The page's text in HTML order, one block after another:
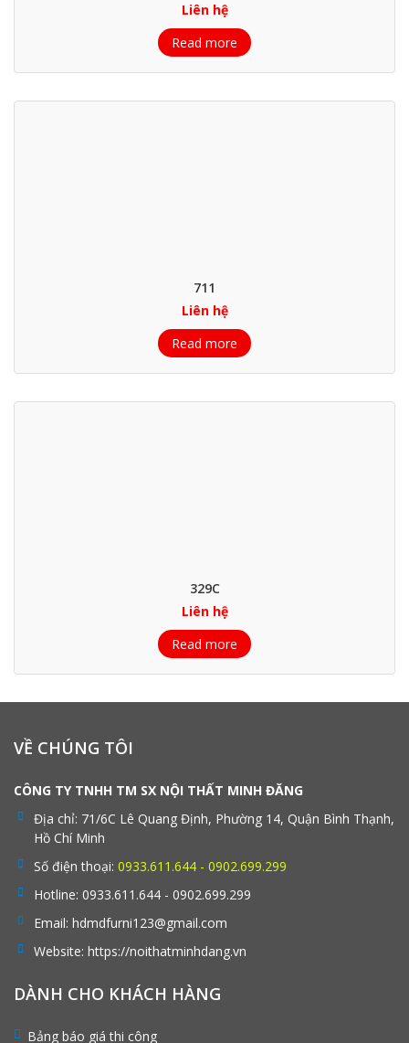
Liên hệ
Read more
711
Liên hệ
Read more
329C
Liên hệ
Read more
VỀ CHÚNG TÔI
CÔNG TY TNHH TM SX NỘI THẤT MINH ĐĂNG
Địa chỉ: 71/6C Lê Quang Định, Phường 14, Quận Bình Thạnh,
Hồ Chí Minh
Số điện thoại: 0933.611.644 - 0902.699.299
Hotline: 0933.611.644 - 0902.699.299
Email: hdmdfurni123@gmail.com
Website: https://noithatminhdang.vn
DÀNH CHO KHÁCH HÀNG
Bảng báo giá thi công